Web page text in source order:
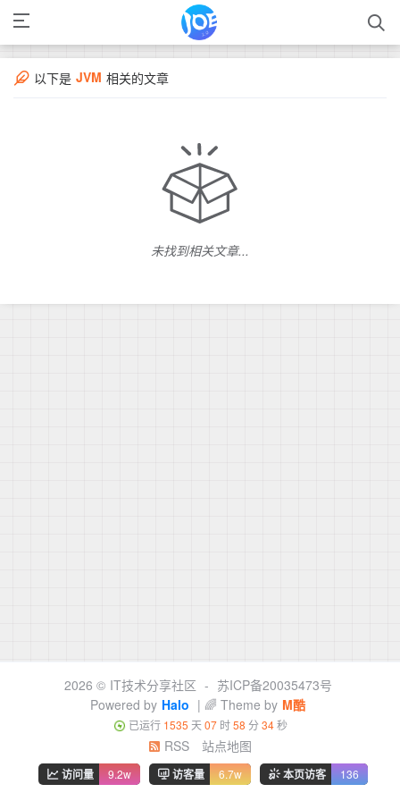
以下是 JVM 相关的文章
未找到相关文章...
2026 © IT技术分享社区 - 苏ICP备20035473号
Powered by Halo | 🌈 Theme by M酷
已运行 1535 天07时58 分 34秒
RSS 站点地图
访问量 9.2w 访客量 6.7w 本页访客 136